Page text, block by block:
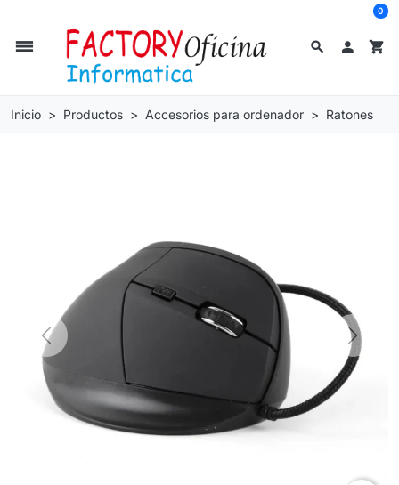
search
dehaze  shopping_cart
0
Inicio Productos Accesorios para ordenador Ratones
Previous Next